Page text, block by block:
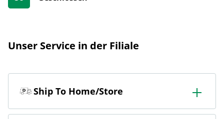
Unser Service in der Filiale
Ship To Home/Store
In der Filiale bestellen & in die Filiale oder nach Hause